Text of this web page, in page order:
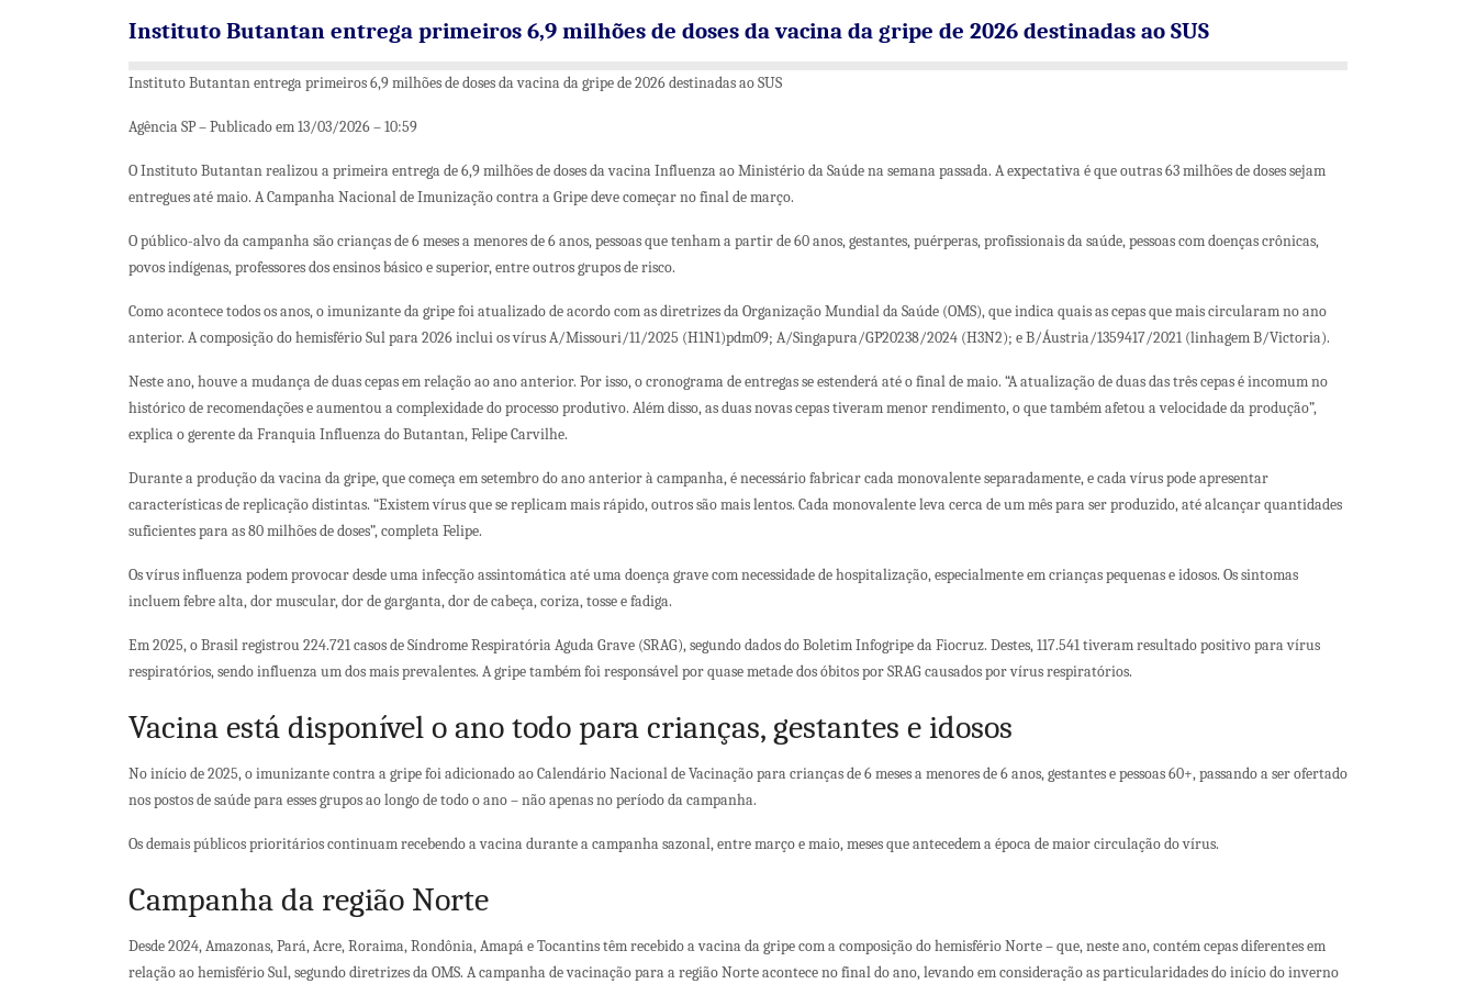
Instituto Butantan entrega primeiros 6,9 milhões de doses da vacina da gripe de 2026 destinadas ao SUS
Instituto Butantan entrega primeiros 6,9 milhões de doses da vacina da gripe de 2026 destinadas ao SUS
Agência SP – Publicado em 13/03/2026 – 10:59
O Instituto Butantan realizou a primeira entrega de 6,9 milhões de doses da vacina Influenza ao Ministério da Saúde na semana passada. A expectativa é que outras 63 milhões de doses sejam
entregues até maio. A Campanha Nacional de Imunização contra a Gripe deve começar no final de março.
O público-alvo da campanha são crianças de 6 meses a menores de 6 anos, pessoas que tenham a partir de 60 anos, gestantes, puérperas, profissionais da saúde, pessoas com doenças crônicas,
povos indígenas, professores dos ensinos básico e superior, entre outros grupos de risco.
Como acontece todos os anos, o imunizante da gripe foi atualizado de acordo com as diretrizes da Organização Mundial da Saúde (OMS), que indica quais as cepas que mais circularam no ano
anterior. A composição do hemisfério Sul para 2026 inclui os vírus A/Missouri/11/2025 (H1N1)pdm09; A/Singapura/GP20238/2024 (H3N2); e B/Áustria/1359417/2021 (linhagem B/Victoria).
Neste ano, houve a mudança de duas cepas em relação ao ano anterior. Por isso, o cronograma de entregas se estenderá até o final de maio. “A atualização de duas das três cepas é incomum no
histórico de recomendações e aumentou a complexidade do processo produtivo. Além disso, as duas novas cepas tiveram menor rendimento, o que também afetou a velocidade da produção”,
explica o gerente da Franquia Influenza do Butantan, Felipe Carvilhe.
Durante a produção da vacina da gripe, que começa em setembro do ano anterior à campanha, é necessário fabricar cada monovalente separadamente, e cada vírus pode apresentar
características de replicação distintas. “Existem vírus que se replicam mais rápido, outros são mais lentos. Cada monovalente leva cerca de um mês para ser produzido, até alcançar quantidades
suficientes para as 80 milhões de doses”, completa Felipe.
Os vírus influenza podem provocar desde uma infecção assintomática até uma doença grave com necessidade de hospitalização, especialmente em crianças pequenas e idosos. Os sintomas
incluem febre alta, dor muscular, dor de garganta, dor de cabeça, coriza, tosse e fadiga.
Em 2025, o Brasil registrou 224.721 casos de Síndrome Respiratória Aguda Grave (SRAG), segundo dados do Boletim Infogripe da Fiocruz. Destes, 117.541 tiveram resultado positivo para vírus
respiratórios, sendo influenza um dos mais prevalentes. A gripe também foi responsável por quase metade dos óbitos por SRAG causados por vírus respiratórios.
Vacina está disponível o ano todo para crianças, gestantes e idosos
No início de 2025, o imunizante contra a gripe foi adicionado ao Calendário Nacional de Vacinação para crianças de 6 meses a menores de 6 anos, gestantes e pessoas 60+, passando a ser ofertado
nos postos de saúde para esses grupos ao longo de todo o ano – não apenas no período da campanha.
Os demais públicos prioritários continuam recebendo a vacina durante a campanha sazonal, entre março e maio, meses que antecedem a época de maior circulação do vírus.
Campanha da região Norte
Desde 2024, Amazonas, Pará, Acre, Roraima, Rondônia, Amapá e Tocantins têm recebido a vacina da gripe com a composição do hemisfério Norte – que, neste ano, contém cepas diferentes em
relação ao hemisfério Sul, segundo diretrizes da OMS. A campanha de vacinação para a região Norte acontece no final do ano, levando em consideração as particularidades do início do inverno